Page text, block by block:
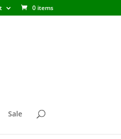
0 items
Sale